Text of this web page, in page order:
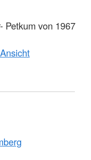
Petkum von 1967